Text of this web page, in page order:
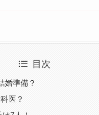
目次
婚準備？
医？